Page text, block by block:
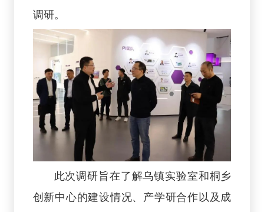
调研。
此次调研旨在了解乌镇实验室和桐乡
创新中心的建设情况、产学研合作以及成